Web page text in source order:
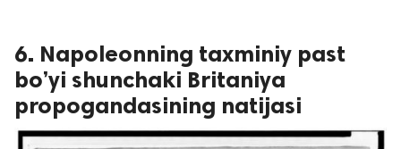
6. Napoleonning taxminiy past
bo’yi shunchaki Britaniya
propogandasining natijasi